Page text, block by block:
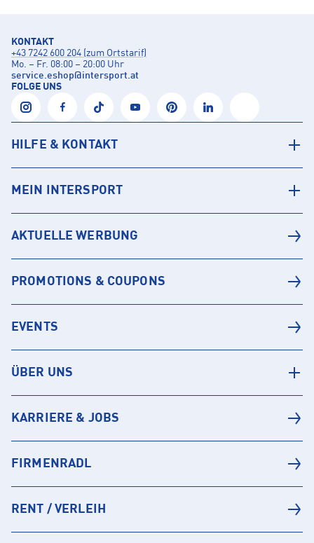
KONTAKT
+43 7242 600 204 (zum Ortstarif)
Mo. – Fr. 08:00 – 20:00 Uhr
service.eshop@intersport.at
FOLGE UNS
HILFE & KONTAKT
MEIN INTERSPORT
AKTUELLE WERBUNG
PROMOTIONS & COUPONS
EVENTS
ÜBER UNS
KARRIERE & JOBS
FIRMENRADL
RENT / VERLEIH